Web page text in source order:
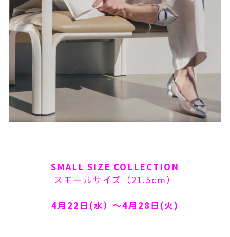
SMALL SIZE COLLECTION
スモールサイズ（21.5cm）
4月22日(水）～4月28日(火)